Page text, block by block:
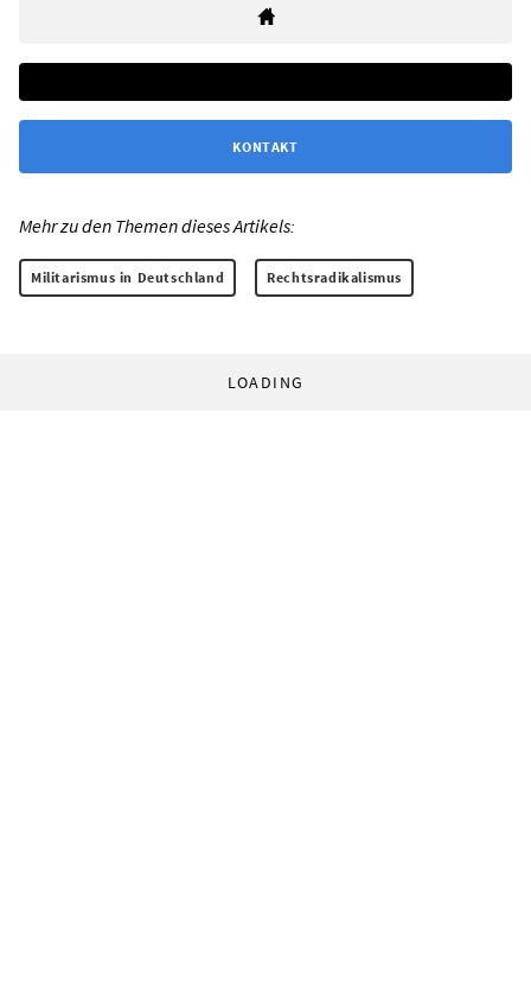
KONTAKT
Mehr zu den Themen dieses Artikels:
Militarismus in Deutschland Rechtsradikalismus
LOADING